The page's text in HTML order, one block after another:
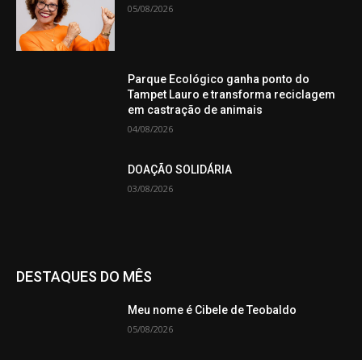
05/08/2026
Parque Ecológico ganha ponto do
Tampet Lauro e transforma reciclagem
em castração de animais
04/08/2026
DOAÇÃO SOLIDÁRIA
03/08/2026
DESTAQUES DO MÊS
Meu nome é Cibele de Teobaldo
05/08/2026